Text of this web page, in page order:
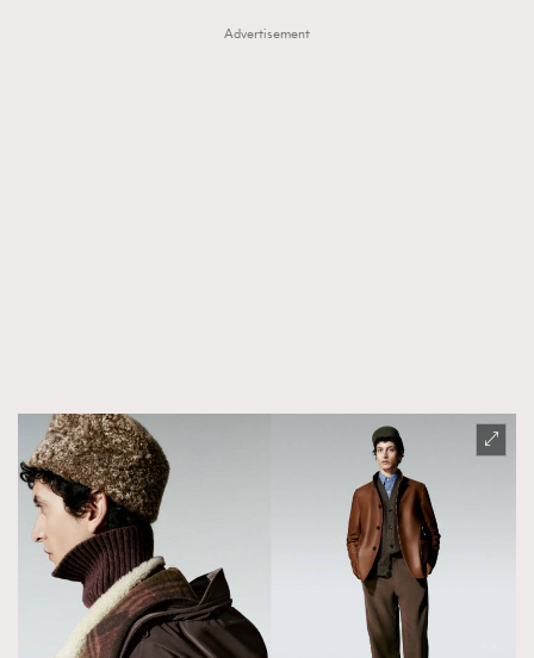
Advertisement